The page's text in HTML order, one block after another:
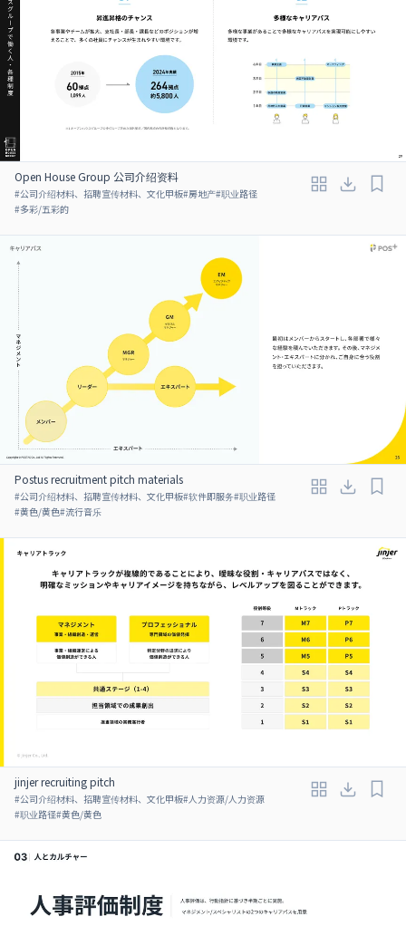
Open House Group 公司介绍资料
#公司介绍材料、招聘宣传材料、文化甲板#房地产#职业路径
#多彩/五彩的
Postus recruitment pitch materials
#公司介绍材料、招聘宣传材料、文化甲板#软件即服务#职业路径
#黄色/黄色#流行音乐
jinjer recruiting pitch
#公司介绍材料、招聘宣传材料、文化甲板#人力资源/人力资源
#职业路径#黄色/黄色